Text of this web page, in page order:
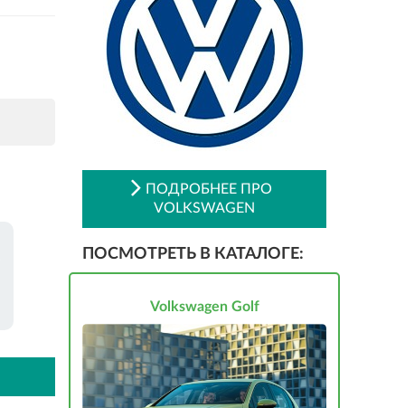
ПОДРОБНЕЕ ПРО
VOLKSWAGEN
ПОСМОТРЕТЬ В КАТАЛОГЕ:
Volkswagen Golf